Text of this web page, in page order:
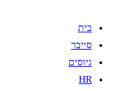
בית
סייבר
גיוסים
HR